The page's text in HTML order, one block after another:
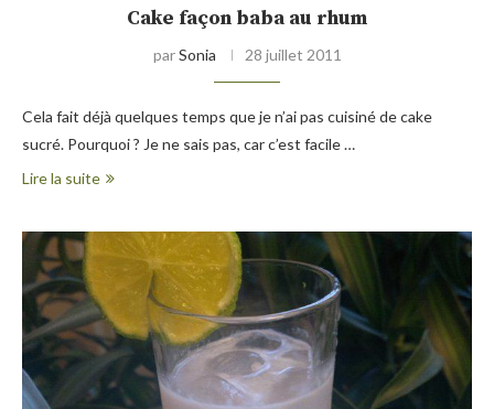
Cake façon baba au rhum
parSonia 28 juillet 2011
Cela fait déjà quelques temps que je n’ai pas cuisiné de cake
sucré. Pourquoi ? Je ne sais pas, car c’est facile …
Lire la suite